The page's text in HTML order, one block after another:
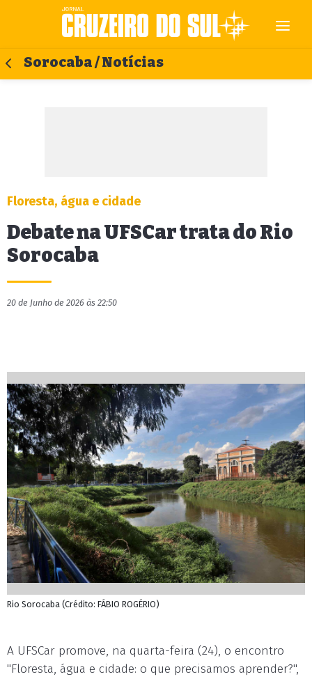
Sorocaba / Notícias
Floresta, água e cidade
Debate na UFSCar trata do Rio
Sorocaba
20 de Junho de 2026 às 22:50
Rio Sorocaba (Crédito: FÁBIO ROGÉRIO)
A UFSCar promove, na quarta-feira (24), o encontro
"Floresta, água e cidade: o que precisamos aprender?",